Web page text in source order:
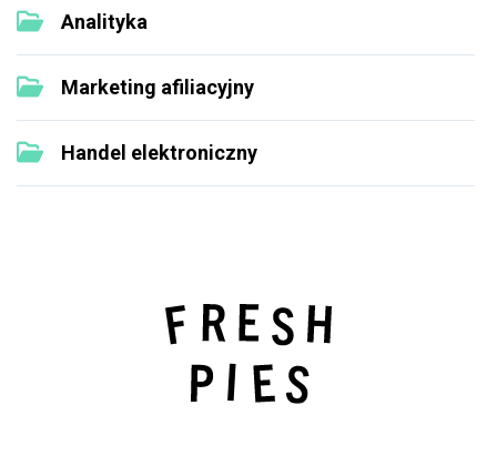
Analityka
Marketing afiliacyjny
Handel elektroniczny